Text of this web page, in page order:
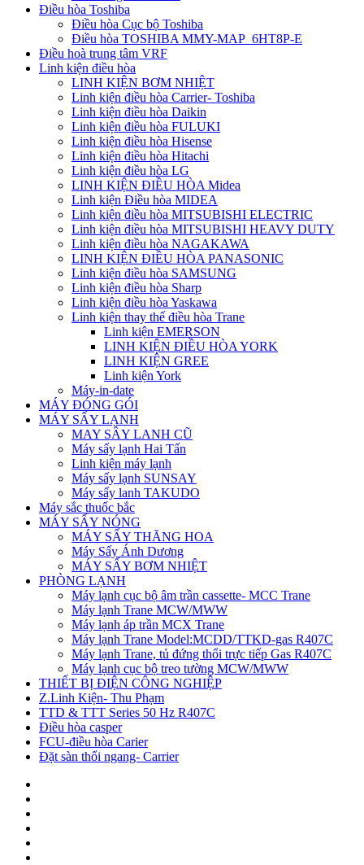
Điều hòa Toshiba
Điều hòa Cục bộ Toshiba
Điều hòa TOSHIBA MMY-MAP_6HT8P-E
Điều hoà trung tâm VRF
Linh kiện điều hòa
LINH KIỆN BƠM NHIỆT
Linh kiện điều hòa Carrier- Toshiba
Linh kiện điều hòa Daikin
Linh kiện điều hòa FULUKI
Linh kiện điều hòa Hisense
Linh kiện điều hòa Hitachi
Linh kiện điều hòa LG
LINH KIỆN ĐIỀU HÒA Midea
Linh kiện Điều hòa MIDEA
Linh kiện điều hòa MITSUBISHI ELECTRIC
Linh kiện điều hòa MITSUBISHI HEAVY DUTY
Linh kiện điều hòa NAGAKAWA
LINH KIỆN ĐIỀU HÒA PANASONIC
Linh kiện điều hòa SAMSUNG
Linh kiện điều hòa Sharp
Linh kiện điều hòa Yaskawa
Linh kiện thay thế điều hòa Trane
Linh kiện EMERSON
LINH KIỆN ĐIỀU HÒA YORK
LINH KIỆN GREE
Linh kiện York
Máy-in-date
MÁY ĐÓNG GÓI
MÁY SẤY LẠNH
MAY SÂY LANH CŨ
Máy sấy lạnh Hai Tấn
Linh kiện máy lạnh
Máy sấy lạnh SUNSAY
Máy sấy lanh TAKUDO
Máy sắc thuốc bắc
MÁY SẤY NÓNG
MÁY SẤY THĂNG HOA
Máy Sấy Ánh Dương
MÁY SẤY BƠM NHIỆT
PHÒNG LẠNH
Máy lạnh cục bộ âm trần cassette- MCC Trane
Máy lạnh Trane MCW/MWW
Máy lạnh áp trần MCX Trane
Máy lạnh Trane Model:MCDD/TTKD-gas R407C
Máy lạnh Trane, tủ đứng thổi trực tiếp Gas R407C
Máy lạnh cục bộ treo tường MCW/MWW
THIẾT BỊ ĐIỆN CÔNG NGHIỆP
Z.Linh Kiện- Thu Phạm
TTD & TTT Series 50 Hz R407C
Điều hòa casper
FCU-điều hòa Carier
Đặt sàn thổi ngang- Carrier